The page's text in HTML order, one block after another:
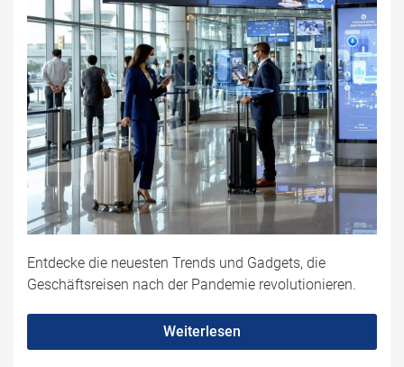
Entdecke die neuesten Trends und Gadgets, die
Geschäftsreisen nach der Pandemie revolutionieren.
Weiterlesen